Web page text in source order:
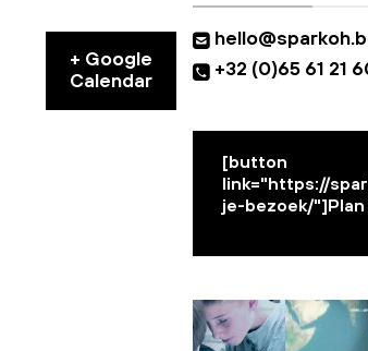
+ Google
Calendar
+32 (0)65 61 21
[button
link="https://
je-bezoek/